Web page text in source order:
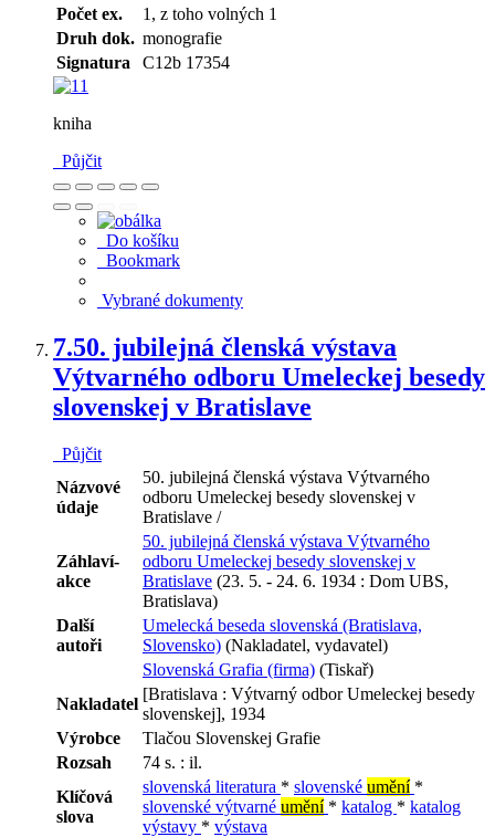
Počet ex.
1, z toho volných 1
Druh dok. monografie
Signatura
C12b 17354
kniha
Půjčit
Do košíku
Bookmark
Vybrané dokumenty
7.50. jubilejná členská výstava
Výtvarného odboru Umeleckej besedy
slovenskej v Bratislave
Půjčit
Názvové
údaje
50. jubilejná členská výstava Výtvarného
odboru Umeleckej besedy slovenskej v
Bratislave /
Záhlaví-
akce
50. jubilejná členská výstava Výtvarného
odboru Umeleckej besedy slovenskej v
Bratislave (23. 5. - 24. 6. 1934 : Dom UBS,
Bratislava)
Další
autoři
Umelecká beseda slovenská (Bratislava,
Slovensko) (Nakladatel, vydavatel)
Slovenská Grafia (firma) (Tiskař)
Nakladatel
[Bratislava : Výtvarný odbor Umeleckej besedy
slovenskej], 1934
Výrobce
Tlačou Slovenskej Grafie
Rozsah
74 s. : il.
Klíčová
slova
slovenská literatura * slovenské umění *
slovenské výtvarné umění * katalog * katalog
výstavy * výstava